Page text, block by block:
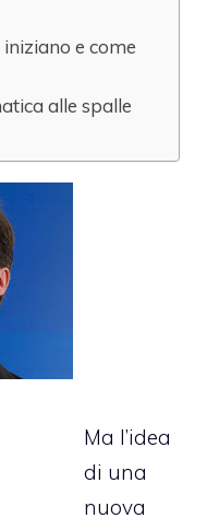
e come
alle spalle
Ma l’idea
di una
nuova